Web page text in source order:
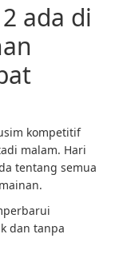
ada di
kompetitif
malam. Hari
tentang semua
dan tanpa